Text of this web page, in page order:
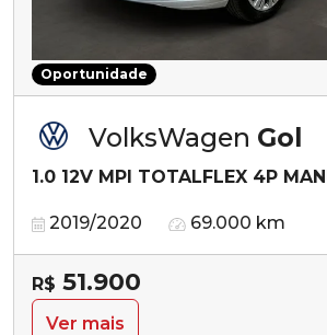
Oportunidade
VolksWagen Gol
1.0 12V MPI TOTALFLEX 4P
2019/2020 69.000 km
R$ 51.900
Ver mais